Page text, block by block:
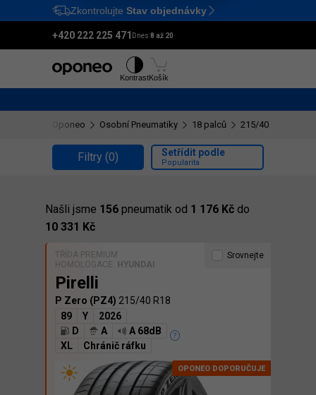
Ctrl M
Zkontrolujte Stav objednávky
+420 222 225 471 Dnes:8 až 20
KontrastKošík
Oponeo Osobní Pneumatiky 18 palců 215/40 R18
Filtry (0)
Našli jsme 156 pneumatik od 1 176 Kč do
10 331 Kč
Setřídit podle
Popularita
TŘÍDA PREMIUM
HOMOLOGACE:
HYUNDAI
Pirelli
P Zero (PZ4) 215/40 R18
89
Y
2026
D
A
A 68dB
XL
Chránič ráfku
Srovnejte